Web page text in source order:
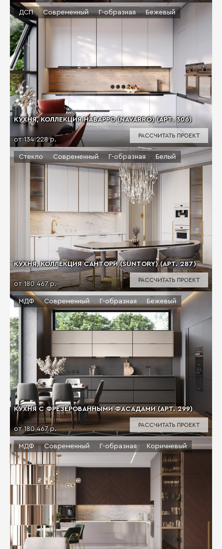
КУХНЯ, КОЛЛЕКЦИЯ НАВАРРО (NAVARRO) (АРТ. 306)
от 134 228 р.
ДСП Современный Г-образная Бежевый
РАССЧИТАТЬ ПРОЕКТ
КУХНЯ, КОЛЛЕКЦИЯ САНТОРИ (SUNTORY) (АРТ. 287)
от 180 467 р.
Стекло Современный Г-образная Белый
РАССЧИТАТЬ ПРОЕКТ
КУХНЯ С ФРЕЗЕРОВАННЫМИ ФАСАДАМИ (АРТ. 299)
от 180 467 р.
МДФ Современный Г-образная Бежевый
РАССЧИТАТЬ ПРОЕКТ
МДФ Современный Г-образная Коричневый